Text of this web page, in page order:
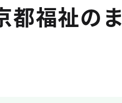
都福祉の